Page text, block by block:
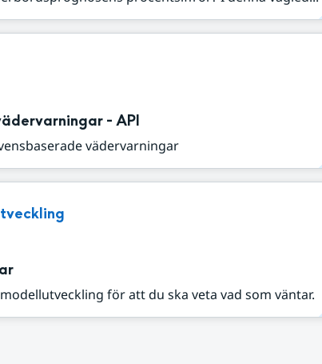
- API
vädervarningar
för att du ska veta vad som väntar.